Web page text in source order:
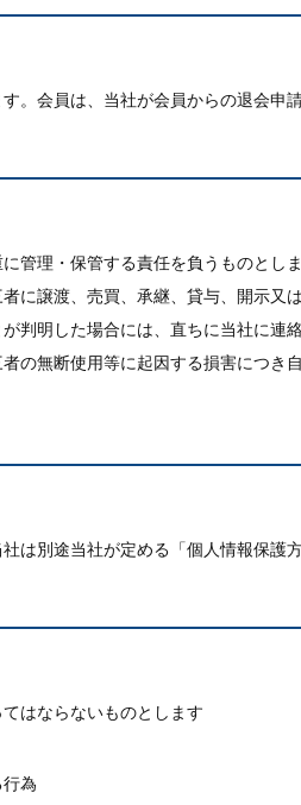
会員は、当社が会員からの退会申
管理・保管する責任を負うものとしま
譲渡、売買、承継、貸与、開示又
明した場合には、直ちに当社に連
の無断使用等に起因する損害につき
別途当社が定める「個人情報保護
はならないものとします
為